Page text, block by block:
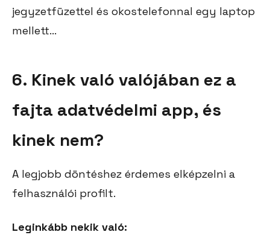
jegyzetfüzettel és okostelefonnal egy laptop
mellett...
6. Kinek való valójában ez a
fajta adatvédelmi app, és
kinek nem?
A legjobb döntéshez érdemes elképzelni a
felhasználói profilt.
Leginkább nekik való: